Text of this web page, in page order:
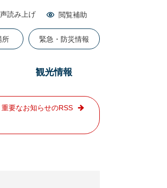
読み上げ 閲覧補助
所 緊急・防災情報
観光情報
重要なお知らせのRSS